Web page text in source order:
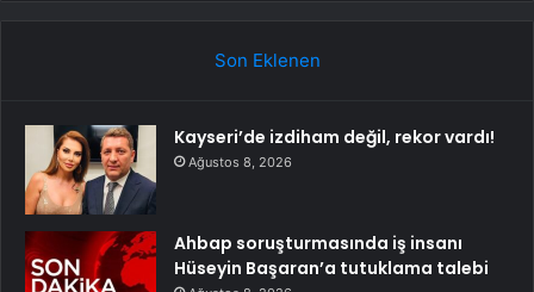
Son Eklenen
Kayseri’de izdiham değil, rekor vardı!
Ağustos 8, 2026
Ahbap soruşturmasında iş insanı
Hüseyin Başaran’a tutuklama talebi